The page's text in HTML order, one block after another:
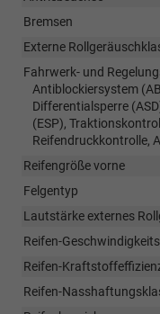
Bremsen
Externe
Fahrwerk- und
Antiblockiersystem
Differentialsperre
(ESP),
Reifendruckkontrolle,
Reifengröße vorne
Felgentyp
Lautstärke externes
Reifen-
Reifen-
Reifen-